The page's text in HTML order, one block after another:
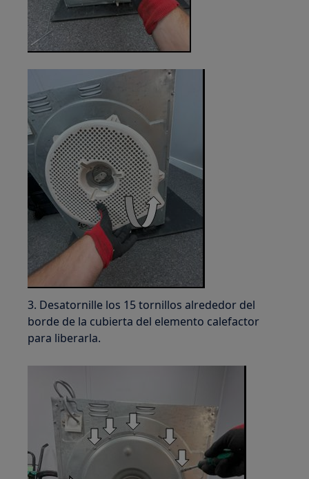
3. Desatornille los 15 tornillos alrededor del
borde de la cubierta del elemento calefactor
para liberarla.